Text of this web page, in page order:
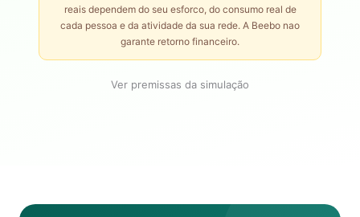
reais dependem do seu esforco, do consumo real de
cada pessoa e da atividade da sua rede. A Beebo nao
garante retorno financeiro.
Ver premissas da simulação